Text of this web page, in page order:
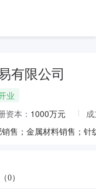
有限公司
业
资本： 1000万元
（0）